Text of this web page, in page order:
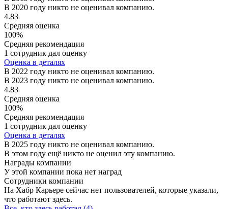
В 2020 году никто не оценивал компанию.
4.83
Средняя оценка
100%
Средняя рекомендация
1 сотрудник дал оценку
Оценка в деталях
В 2022 году никто не оценивал компанию.
В 2023 году никто не оценивал компанию.
4.83
Средняя оценка
100%
Средняя рекомендация
1 сотрудник дал оценку
Оценка в деталях
В 2025 году никто не оценивал компанию.
В этом году ещё никто не оценил эту компанию.
Награды компании
У этой компании пока нет наград
Сотрудники компании
На Хабр Карьере сейчас нет пользователей, которые указали,
что работают здесь.